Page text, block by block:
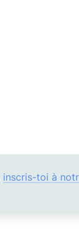
inscris-toi à